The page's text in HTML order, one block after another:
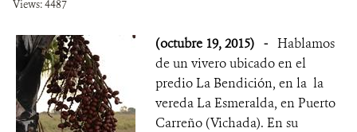
Views: 4487
(octubre 19, 2015) - Hablamos
de un vivero ubicado en el
predio La Bendición, en la la
vereda La Esmeralda, en Puerto
Carreño (Vichada). En su